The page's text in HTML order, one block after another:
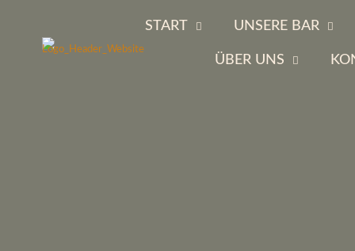
START UNSERE BAR
ÜBER UNS